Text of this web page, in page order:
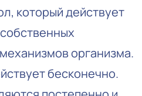
который действует
организма.
бесконечно.